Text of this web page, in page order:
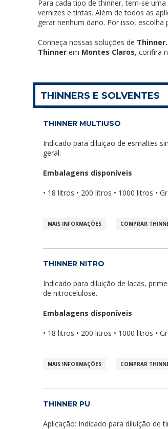
Para cada tipo de thinner, tem-se
vernizes e tintas. Além de todos as
gerar nenhum dano. Por isso,
Conheça nossas soluções de Thinner.
Thinner em Montes Claros, confira
THINNERS E SOLVENTES
THINNER MULTIUSO
Indicado para diluição de esmaltes
geral.
Embalagens disponíveis
• 18 litros • 200 litros • 1000 litros •
MAIS INFORMAÇÕES COMPRAR
THINNER NITRO
Indicado para diluição de lacas,
de nitrocelulose.
Embalagens disponíveis
• 18 litros • 200 litros • 1000 litros •
MAIS INFORMAÇÕES COMPRAR
THINNER PU
Aplicação: Indicado para diluição de